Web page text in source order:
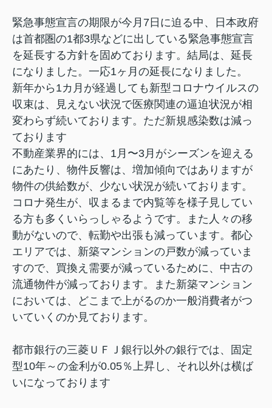
緊急事態宣言の期限が今月7日に迫る中、日本政府
は首都圏の1都3県などに出している緊急事態宣言
を延長する方針を固めております。結局は、延長
になりました。一応1ヶ月の延長になりました。
新年から1カ月が経過しても新型コロナウイルスの
収束は、見えない状況で医療関連の逼迫状況が相
変わらず続いております。ただ新規感染数は減っ
ております
不動産業界的には、1月〜3月がシーズンを迎える
にあたり、物件反響は、増加傾向ではありますが
物件の供給数が、少ない状況が続いております。
コロナ発生が、収まるまで内覧等を様子見してい
る方も多くいらっしゃるようです。また人々の移
動がないので、転勤や出張も減っています。都心
エリアでは、新築マンションの戸数が減っていま
すので、買換え需要が減っているために、中古の
流通物件が減っております。また新築マンション
においては、どこまで上がるのか一般消費者がつ
いていくのか見ております。
都市銀行の三菱ＵＦＪ銀行以外の銀行では、固定
型10年～の金利が0.05％上昇し、それ以外は横ば
いになっております